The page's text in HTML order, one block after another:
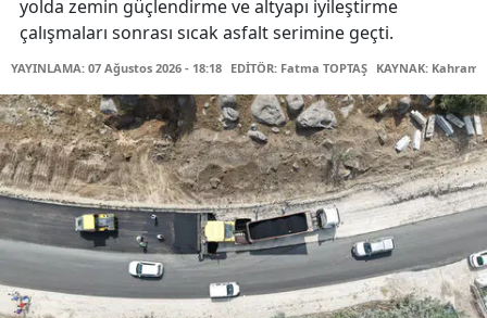
yolda zemin güçlendirme ve altyapı iyileştirme
çalışmaları sonrası sıcak asfalt serimine geçti.
YAYINLAMA: 07 Ağustos 2026 - 18:18 EDİTÖR: Fatma TOPTAŞ KAYNAK: